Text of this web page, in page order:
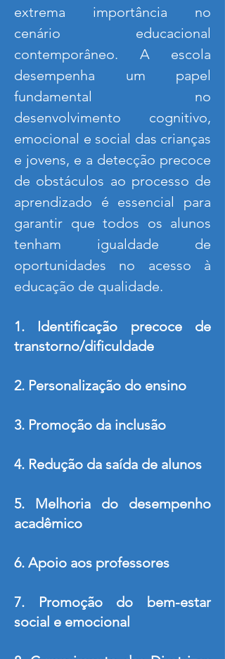
extrema importância no
cenário educacional
contemporâneo. A escola
desempenha um papel
fundamental no
desenvolvimento cognitivo,
emocional e social das crianças
e jovens, e a detecção precoce
de obstáculos ao processo de
aprendizado é essencial para
garantir que todos os alunos
tenham igualdade de
oportunidades no acesso à
educação de qualidade.
1. Identificação precoce de
transtorno/dificuldade
2. Personalização do ensino
3. Promoção da inclusão
4. Redução da saída de alunos
5. Melhoria do desempenho
acadêmico
6. Apoio aos professores
7. Promoção do bem-estar
social e emocional